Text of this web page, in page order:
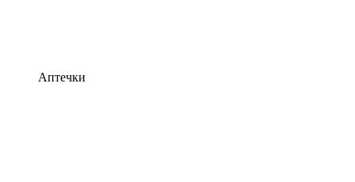
Аптечки